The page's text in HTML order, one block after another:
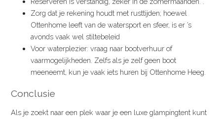
Zorg dat je rekening houdt met rusttijden; hoewel
Ottenhome leeft van de watersport en sfeer, is er ’s
avonds vaak wel stiltebeleid
Voor waterplezier: vraag naar bootverhuur of
vaarmogelijkheden. Zelfs als je zelf geen boot
meeneemt, kun je vaak iets huren bij Ottenhome Heeg.
Conclusie
Als je zoekt naar een plek waar je een luxe glampingtent kunt